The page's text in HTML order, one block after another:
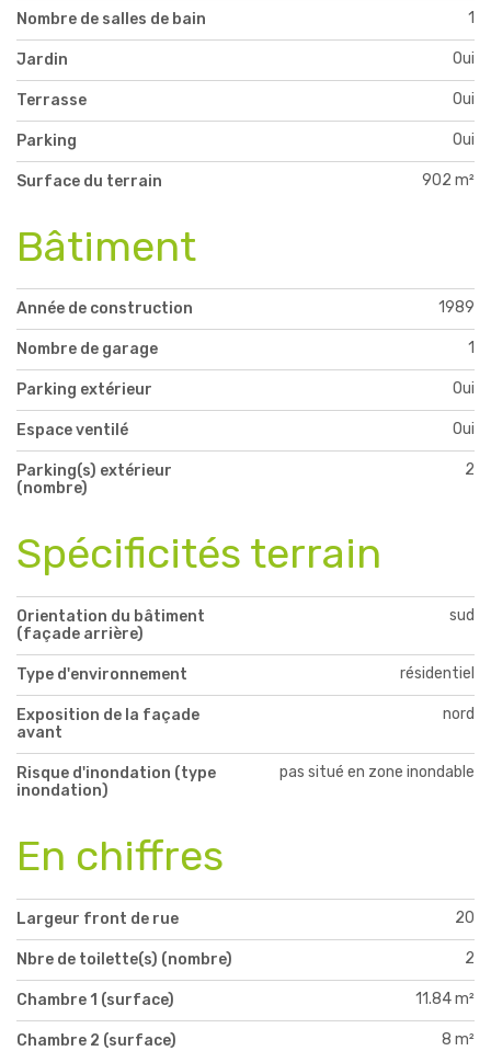
Nombre de salles de bain 1
Jardin Oui
Terrasse Oui
Parking Oui
Surface du terrain 902 m²
Bâtiment
Année de construction 1989
Nombre de garage 1
Parking extérieur Oui
Espace ventilé Oui
Parking(s) extérieur
(nombre)
2
Spécificités terrain
Orientation du bâtiment
(façade arrière)
sud
Type d'environnement résidentiel
Exposition de la façade
avant
nord
Risque d'inondation (type
inondation)
pas situé en zone inondable
En chiffres
Largeur front de rue 20
Nbre de toilette(s) (nombre) 2
Chambre 1 (surface) 11.84 m²
Chambre 2 (surface) 8 m²